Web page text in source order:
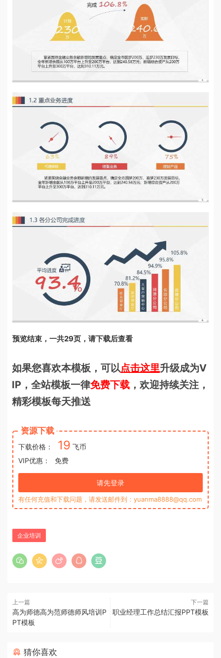
预览结束，一共29页，请下载后查看
如果您喜欢本模板，可以点击这里升级成为V
IP，全站模板一律免费下载 ，欢迎持续关注，
精彩模板每天推送
资源下载
下载价格： 19 飞币
VIP优惠：
免费
请先登录
有任何充值和下载问题，请发送邮件到：yuanma8888@qq.com
企业培训
上一篇
高为师德高为范师德师风培训P
PT模板
下一篇
职业经理工作总结汇报PPT模板
猜你喜欢